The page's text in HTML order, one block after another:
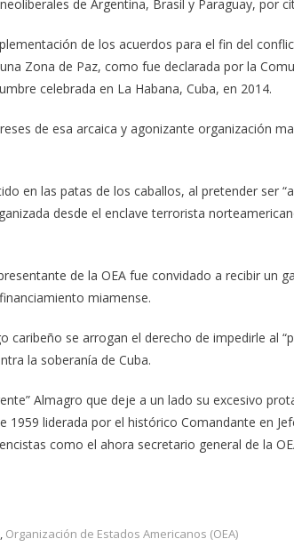
de Argentina, Brasil y Paraguay, por
de los acuerdos para el fin del
Zona de Paz, como fue declarada por la
celebrada en La Habana, Cuba, en 2014.
de esa arcaica y agonizante organización
en las patas de los caballos, al pretender ser
desde el enclave terrorista
de la OEA fue convidado a recibir un
miamense.
se arrogan el derecho de impedirle al
la soberanía de Cuba.
Almagro que deje a un lado su excesivo
1959 liderada por el histórico Comandante en
como el ahora secretario general de la
, Organización de Estados Americanos (OEA)